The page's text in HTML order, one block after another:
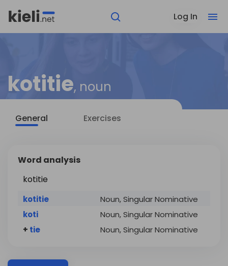
Log In
kotitie, noun
General Exercises
Word analysis
kotitie
kotitie
Noun, Singular Nominative
koti
Noun, Singular Nominative
+ tie Noun, Singular Nominative